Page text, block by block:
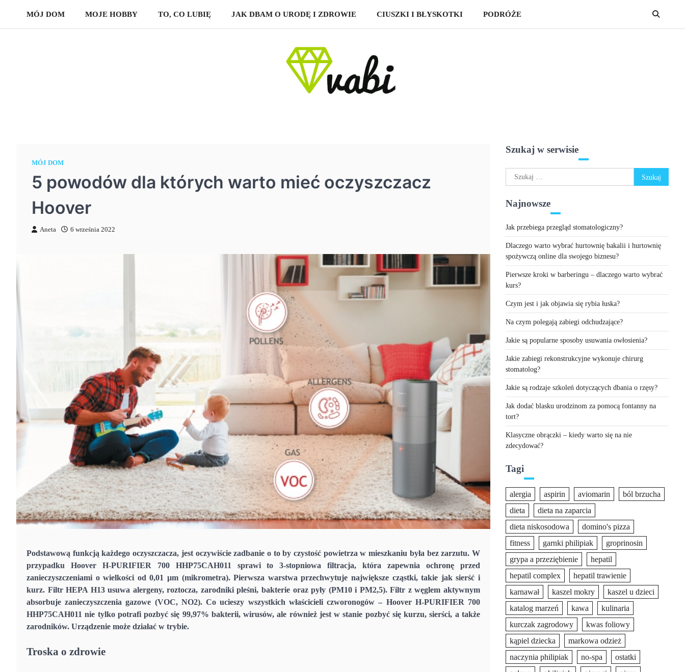
content
MÓJ DOM MOJE HOBBY TO, CO LUBIĘ JAK DBAM O URODĘ I ZDROWIE CIUSZKI I BŁYSKOTKI PODRÓŻE
MÓJ DOM
5 powodów dla których warto mieć oczyszczacz
Hoover
Aneta 6 września 2022
Podstawową funkcją każdego oczyszczacza, jest oczywiście zadbanie o to by czystość powietrza w mieszkaniu była bez zarzutu. W
przypadku Hoover H-PURIFIER 700 HHP75CAH011 sprawi to 3-stopniowa filtracja, która zapewnia ochronę przed
zanieczyszczeniami o wielkości od 0,01 µm (mikrometra). Pierwsza warstwa przechwytuje największe cząstki, takie jak sierść i
kurz. Filtr HEPA H13 usuwa alergeny, roztocza, zarodniki pleśni, bakterie oraz pyły (PM10 i PM2,5). Filtr z węglem aktywnym
absorbuje zanieczyszczenia gazowe (VOC, NO2). Co ucieszy wszystkich właścicieli czworonogów – Hoover H-PURIFIER 700
HHP75CAH011 nie tylko potrafi pozbyć się 99,97% bakterii, wirusów, ale również jest w stanie pozbyć się kurzu, sierści, a także
zarodników. Urządzenie może działać w trybie.
Troska o zdrowie
Szukaj w serwisie
Szukaj:
Najnowsze
Jak przebiega przegląd stomatologiczny?
Dlaczego warto wybrać hurtownię bakalii i hurtownię
spożywczą online dla swojego biznesu?
Pierwsze kroki w barberingu – dlaczego warto wybrać
kurs?
Czym jest i jak objawia się rybia łuska?
Na czym polegają zabiegi odchudzające?
Jakie są popularne sposoby usuwania owłosienia?
Jakie zabiegi rekonstrukcyjne wykonuje chirurg
stomatolog?
Jakie są rodzaje szkoleń dotyczących dbania o rzęsy?
Jak dodać blasku urodzinom za pomocą fontanny na
tort?
Klasyczne obrączki – kiedy warto się na nie
zdecydować?
Tagi
alergia aspirin aviomarin
ból brzucha
dieta
dieta na zaparcia
dieta niskosodowa
domino's pizza
fitness
garnki philipiak
groprinosin
grypa a przeziębienie
hepatil
hepatil complex
hepatil trawienie
karnawał
kaszel mokry
kaszel u dzieci
katalog marzeń
kawa
kulinaria
kurczak zagrodowy
kwas foliowy
kąpiel dziecka
markowa odzież
naczynia philipiak
no-spa
ostatki